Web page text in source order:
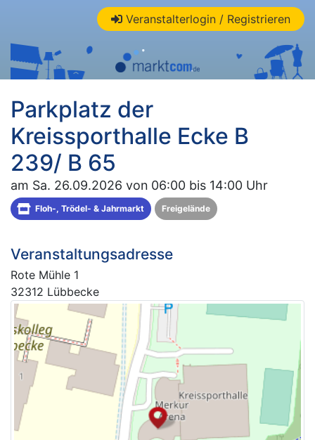
Veranstalterlogin / Registrieren
Parkplatz der
Kreissporthalle Ecke B
239/ B 65
am Sa. 26.09.2026 von 06:00 bis 14:00 Uhr
Floh-, Trödel- & Jahrmarkt Freigelände
Veranstaltungsadresse
Rote Mühle 1
32312 Lübbecke